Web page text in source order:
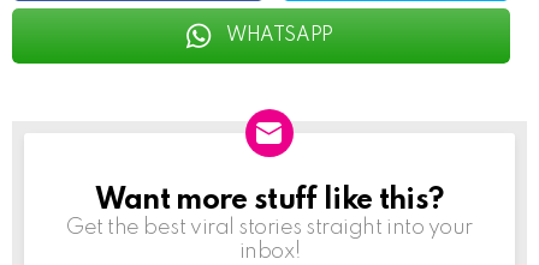
WHATSAPP
NEWSLETTER
Want more stuff like this?
Get the best viral stories straight into your
inbox!